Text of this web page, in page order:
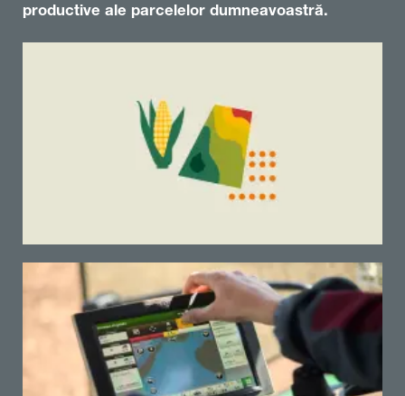
productive ale parcelelor dumneavoastră.